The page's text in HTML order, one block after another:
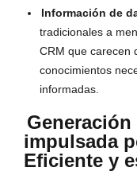
Información de
tradicionales a
CRM que carecen
conocimientos
informadas.
impulsada
Eficiente y